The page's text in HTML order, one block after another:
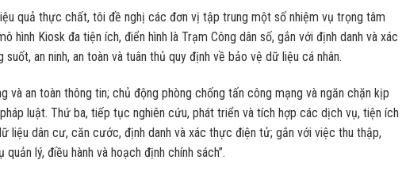
quả thực chất, tôi đề nghị các đơn vị tập trung một số nhiệm vụ trọng tâm
hình Kiosk đa tiện ích, điển hình là Trạm Công dân số, gắn với định danh và xác
an ninh, an toàn và tuân thủ quy định về bảo vệ dữ liệu cá nhân.
và an toàn thông tin; chủ động phòng chống tấn công mạng và ngăn chặn kịp
luật. Thứ ba, tiếp tục nghiên cứu, phát triển và tích hợp các dịch vụ, tiện ích
liệu dân cư, căn cước, định danh và xác thực điện tử; gắn với việc thu thập,
lý, điều hành và hoạch định chính sách”.